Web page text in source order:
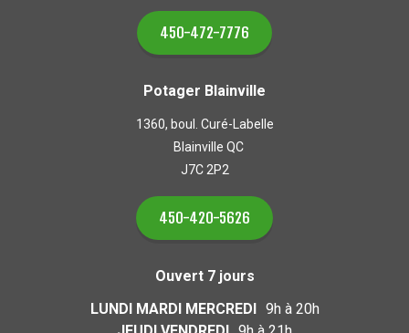
450-472-7776
Potager Blainville
1360, boul. Curé-Labelle
Blainville QC
J7C 2P2
450-420-5626
Ouvert 7 jours
LUNDI MARDI MERCREDI 9h à 20h